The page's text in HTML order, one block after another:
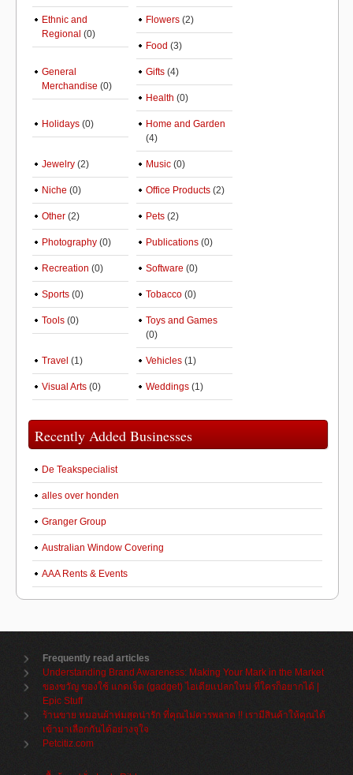
Ethnic and
Regional (0)
Flowers (2)
Food (3)
General
Merchandise (0)
Gifts (4)
Health (0)
Holidays (0)
Home and Garden
(4)
Jewelry (2) Music (0)
Niche (0) Office Products (2)
Other (2) Pets (2)
Photography (0) Publications (0)
Recreation (0) Software (0)
Sports (0) Tobacco (0)
Tools (0)
Toys and Games
(0)
Travel (1) Vehicles (1)
Visual Arts (0) Weddings (1)
Recently Added Businesses
De Teakspecialist
alles over honden
Granger Group
Australian Window Covering
AAA Rents & Events
Frequently read articles
Understanding Brand Awareness: Making Your Mark in the Market
ของขวัญ ของใช้ แกดเจ็ต (gadget) ไอเดียแปลกใหม่ ที่ใครก็อยากได้ |
Epic Stuff
ร้านขาย หมอนผ้าห่มสุดน่ารัก ที่คุณไม่ควรพลาด !! เรามีสินค้าให้คุณได้
เข้ามาเลือกกันได้อย่างจุใจ
Petcitiz.com